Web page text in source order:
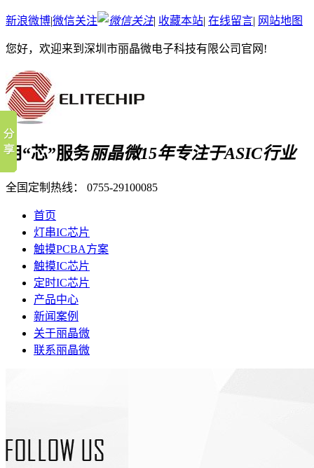
新浪微博|微信关注 | 收藏本站| 在线留言| 网站地图
您好，欢迎来到深圳市丽晶微电子科技有限公司官网!
用“芯”服务丽晶微15年专注于ASIC行业
全国定制热线： 0755-29100085
首页
灯串IC芯片
触摸PCBA方案
触摸IC芯片
定时IC芯片
产品中心
新闻案例
关于丽晶微
联系丽晶微